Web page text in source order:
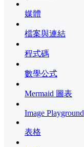
媒體
檔案與連結
程式碼
數學公式
Mermaid 圖表
Image Playground
表格